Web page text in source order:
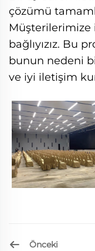
çözümü
bağlıyızız. Bu
bunun nedeni
ve iyi iletişim
Önceki